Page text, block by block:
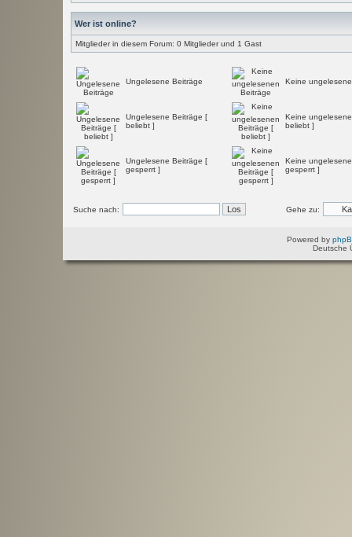
Wer ist online?
Mitglieder in diesem Forum: 0 Mitglieder und 1 Gast
Ungelesene Beiträge Keine
Ungelesene Beiträge [
beliebt ]
Keine
beliebt ]
Ungelesene Beiträge [
gesperrt ]
Keine
gesperrt ]
Suche nach: Gehe zu:
Powered by
Deutsche